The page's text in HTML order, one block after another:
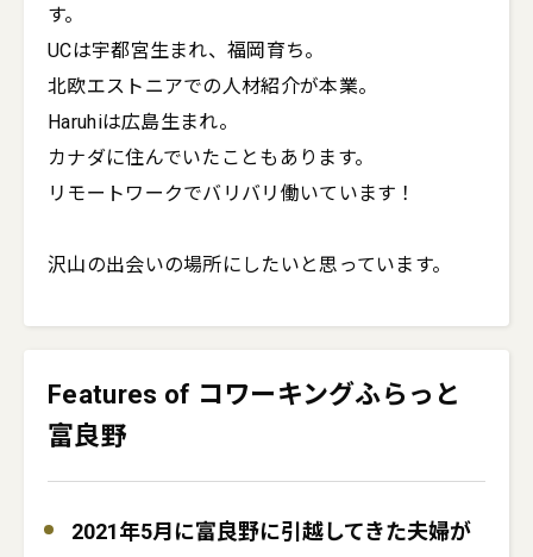
す。
UCは宇都宮生まれ、福岡育ち。
北欧エストニアでの人材紹介が本業。
Haruhiは広島生まれ。
カナダに住んでいたこともあります。
​リモートワークでバリバリ働いています！
沢山の出会いの場所にしたいと思っています。
Features of コワーキングふらっと
富良野
2021年5月に富良野に引越してきた夫婦が